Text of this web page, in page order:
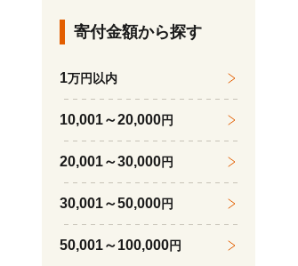
寄付金額から探す
1万円以内
10,001～20,000円
20,001～30,000円
30,001～50,000円
50,001～100,000円